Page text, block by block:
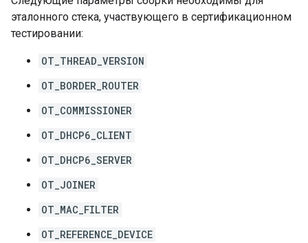
эталонного стека, участвующего в сертификационном
тестировании:
OT_THREAD_VERSION
OT_BORDER_ROUTER
OT_COMMISSIONER
OT_DHCP6_CLIENT
OT_DHCP6_SERVER
OT_JOINER
OT_MAC_FILTER
OT_REFERENCE_DEVICE